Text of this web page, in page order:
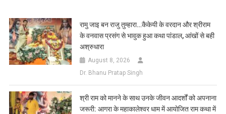
List
रामु जाइ बन राजु तुम्हारा…कैकेयी के वरदान और श्रीराम
के वनवास प्रसंग से भावुक हुआ कथा पांडाल, आंखों से बही
अश्रुधारा
August 8, 2026
Dr. Bhanu Pratap Singh
​श्री राम को मानने के साथ उनके जीवन आदर्शों को अपनाना
जरूरी: आगरा के महाकालेश्वर धाम में आयोजित राम कथा में